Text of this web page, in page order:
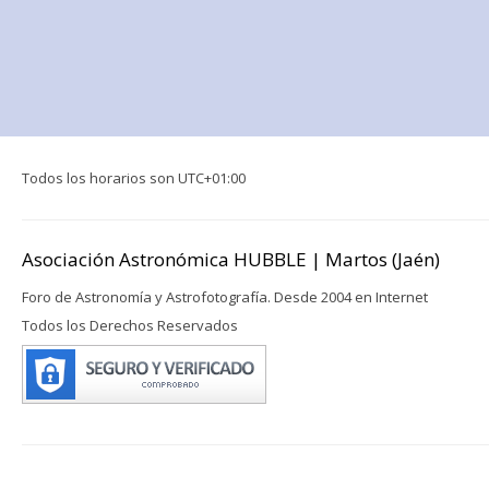
Todos los horarios son UTC+01:00
Asociación Astronómica HUBBLE | Martos (Jaén)
Foro de Astronomía y Astrofotografía. Desde 2004 en Internet
Todos los Derechos Reservados